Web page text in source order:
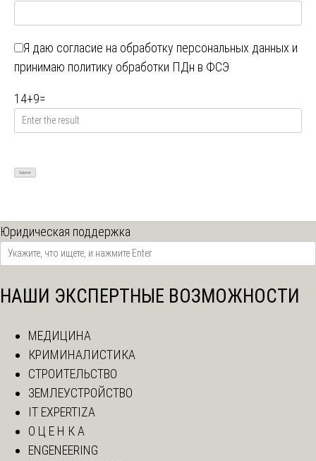
Я даю согласие на обработку персональных данных и
принимаю политику обработки ПДн в ФСЭ
14+9=
Юридическая поддержка
НАШИ ЭКСПЕРТНЫЕ ВОЗМОЖНОСТИ
МЕДИЦИНА
КРИМИНАЛИСТИКА
СТРОИТЕЛЬСТВО
ЗЕМЛЕУСТРОЙСТВО
IT EXPERTIZA
О Ц Е Н К А
ENGENEERING